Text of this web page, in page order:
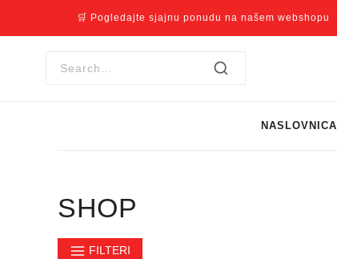
🛒 Pogledajte sjajnu ponudu na našem webshopu
NASLOVNICA
SHOP
FILTERI